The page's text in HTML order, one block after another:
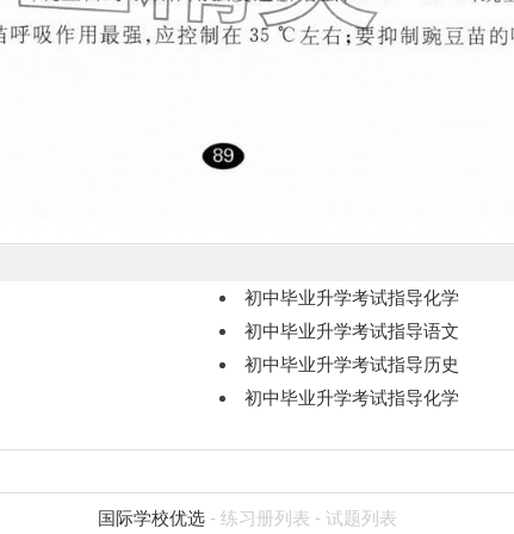
初中毕业升学考试指导化学
初中毕业升学考试指导语文
初中毕业升学考试指导历史
初中毕业升学考试指导化学
国际学校优选- 练习册列表 - 试题列表